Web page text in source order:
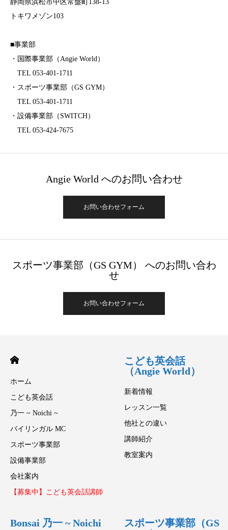
静岡県浜松市中区常盤町138-13
トキワメゾン103
■事業部
・国際事業部（Angie World）
TEL 053-401-1711
・スポーツ事業部（GS GYM）
TEL 053-401-1711
・設備事業部（SWITCH）
TEL 053-424-7675
Angie World へのお問い合わせ
お問い合わせフォーム
スポーツ事業部（GS GYM） へのお問い合わ
せ
お問い合わせフォーム
ホーム
こども英会話
乃一 ~ Noichi ~
バイリンガル MC
スポーツ事業部
設備事業部
会社案内
【募集中】こども英会話講師
こども英会話
（Angie World）
新着情報
レッスン一覧
他社との違い
講師紹介
教室案内
Bonsai 乃一 ~ Noichi
スポーツ事業部（GS